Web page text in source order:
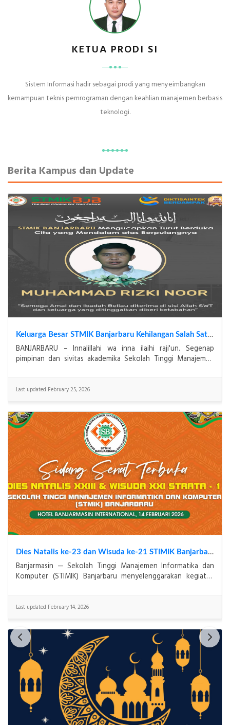
KETUA PRODI SI
Sistem Informasi hadir sebagai prodi yang menyeimbangkan
kemampuan teknis pemrograman dengan keahlian manajemen berbasis
teknologi.
Berita Kampus dan Update
Keluarga Besar STMIK Banjarbaru Kehilangan Salah Satu Karyawan Terbaiknya, Muhammad Rizki Noor
BANJARBARU – Innalillahi wa inna ilaihi raji'un. Segenap
pimpinan dan sivitas akademika Sekolah Tinggi Manajemen
Last updated February 25, 2026
Dies Natalis ke-23 dan Wisuda ke-21 STIMIK Banjarbaru Tahun 2026 : Refleksi Mutu Baik Sekali sebagai Komitmen STIMIK Banjarbaru dalam Mencetak Generasi Digital yang Kompeten dan Berkarakter
Banjarmasin — Sekolah Tinggi Manajemen Informatika dan
Komputer (STIMIK) Banjarbaru menyelenggarakan kegiatan
Last updated February 14, 2026